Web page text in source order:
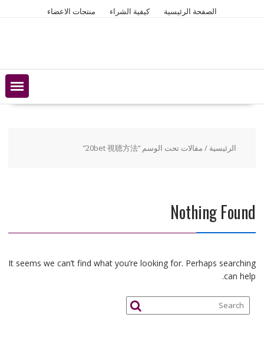
الصفحة الرئيسية كيفية الشراء منتجات الاعضاء
الرئيسية / مقالات تحت الوسم “20bet 視聴方法”
Nothing Found
It seems we can’t find what you’re looking for. Perhaps searching
can help.